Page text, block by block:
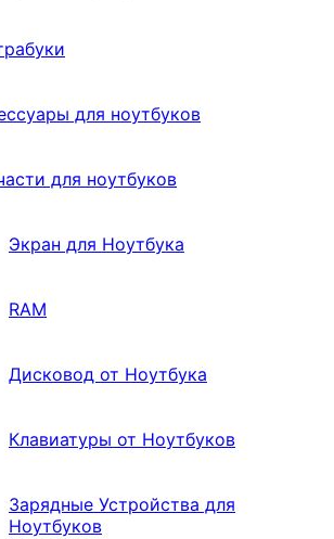
для ноутбуков
для ноутбуков
Экран для Ноутбука
RAM
Дисковод от Ноутбука
Клавиатуры от Ноутбуков
Зарядные Устройства для
Ноутбуков